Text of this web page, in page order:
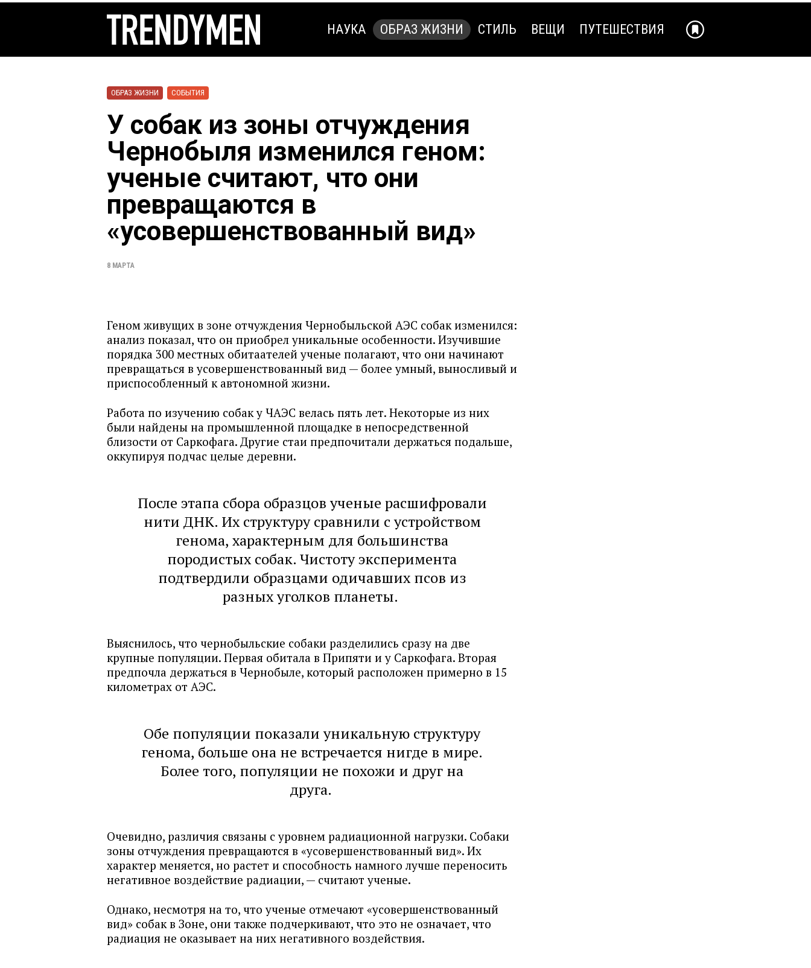
НАУКА ОБРАЗ ЖИЗНИ СТИЛЬ ВЕЩИ ПУТЕШЕСТВИЯ
ОБРАЗ ЖИЗНИ СОБЫТИЯ
У собак из зоны отчуждения
Чернобыля изменился геном:
ученые считают, что они
превращаются в
«усовершенствованный вид»
8 МАРТА
Геном живущих в зоне отчуждения Чернобыльской АЭС собак изменился:
анализ показал, что он приобрел уникальные особенности. Изучившие
порядка 300 местных обитаателей ученые полагают, что они начинают
превращаться в усовершенствованный вид — более умный, выносливый и
приспособленный к автономной жизни.
Работа по изучению собак у ЧАЭС велась пять лет. Некоторые из них
были найдены на промышленной площадке в непосредственной
близости от Саркофага. Другие стаи предпочитали держаться подальше,
оккупируя подчас целые деревни.
После этапа сбора образцов ученые расшифровали
нити ДНК. Их структуру сравнили с устройством
генома, характерным для большинства
породистых собак. Чистоту эксперимента
подтвердили образцами одичавших псов из
разных уголков планеты.
Выяснилось, что чернобыльские собаки разделились сразу на две
крупные популяции. Первая обитала в Припяти и у Саркофага. Вторая
предпочла держаться в Чернобыле, который расположен примерно в 15
километрах от АЭС.
Обе популяции показали уникальную структуру
генома, больше она не встречается нигде в мире.
Более того, популяции не похожи и друг на
друга.
Очевидно, различия связаны с уровнем радиационной нагрузки. Собаки
зоны отчуждения превращаются в «усовершенствованный вид». Их
характер меняется, но растет и способность намного лучше переносить
негативное воздействие радиации, — считают ученые.
Однако, несмотря на то, что ученые отмечают «усовершенствованный
вид» собак в Зоне, они также подчеркивают, что это не означает, что
радиация не оказывает на них негативного воздействия.